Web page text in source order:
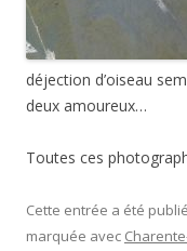
déjection d’oiseau
deux amoureux…
Toutes ces
Cette entrée a été
marquée avec